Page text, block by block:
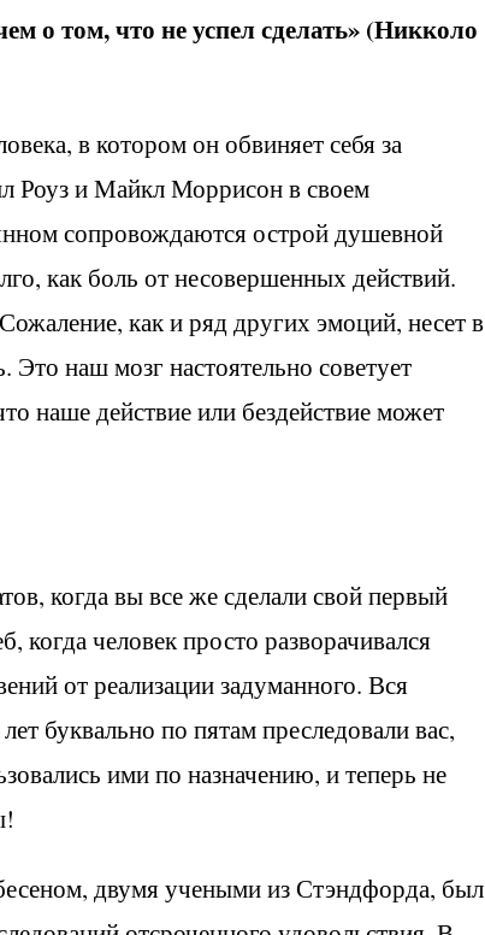
о том, что не успел сделать» (Никколо
в котором он обвиняет себя за
Роуз и Майкл Моррисон в своем
сопровождаются острой душевной
как боль от несовершенных действий.
как и ряд других эмоций, несет в
наш мозг настоятельно советует
наше действие или бездействие может
когда вы все же сделали свой первый
человек просто разворачивался
от реализации задуманного. Вся
буквально по пятам преследовали вас,
ими по назначению, и теперь не
двумя учеными из Стэндфорда, был